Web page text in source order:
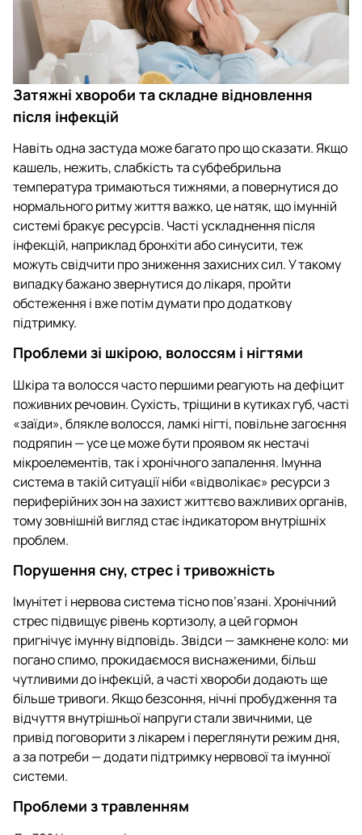
Затяжні хвороби та складне відновлення
після інфекцій
Навіть одна застуда може багато про що сказати. Якщо
кашель, нежить, слабкість та субфебрильна
температура тримаються тижнями, а повернутися до
нормального ритму життя важко, це натяк, що імунній
системі бракує ресурсів. Часті ускладнення після
інфекцій, наприклад бронхіти або синусити, теж
можуть свідчити про зниження захисних сил. У такому
випадку бажано звернутися до лікаря, пройти
обстеження і вже потім думати про додаткову
підтримку.
Проблеми зі шкірою, волоссям і нігтями
Шкіра та волосся часто першими реагують на дефіцит
поживних речовин. Сухість, тріщини в кутиках губ, часті
«заїди», блякле волосся, ламкі нігті, повільне загоєння
подряпин — усе це може бути проявом як нестачі
мікроелементів, так і хронічного запалення. Імунна
система в такій ситуації ніби «відволікає» ресурси з
периферійних зон на захист життєво важливих органів,
тому зовнішній вигляд стає індикатором внутрішніх
проблем.
Порушення сну, стрес і тривожність
Імунітет і нервова система тісно пов’язані. Хронічний
стрес підвищує рівень кортизолу, а цей гормон
пригнічує імунну відповідь. Звідси — замкнене коло: ми
погано спимо, прокидаємося виснаженими, більш
чутливими до інфекцій, а часті хвороби додають ще
більше тривоги. Якщо безсоння, нічні пробудження та
відчуття внутрішньої напруги стали звичними, це
привід поговорити з лікарем і переглянути режим дня,
а за потреби — додати підтримку нервової та імунної
системи.
Проблеми з травленням